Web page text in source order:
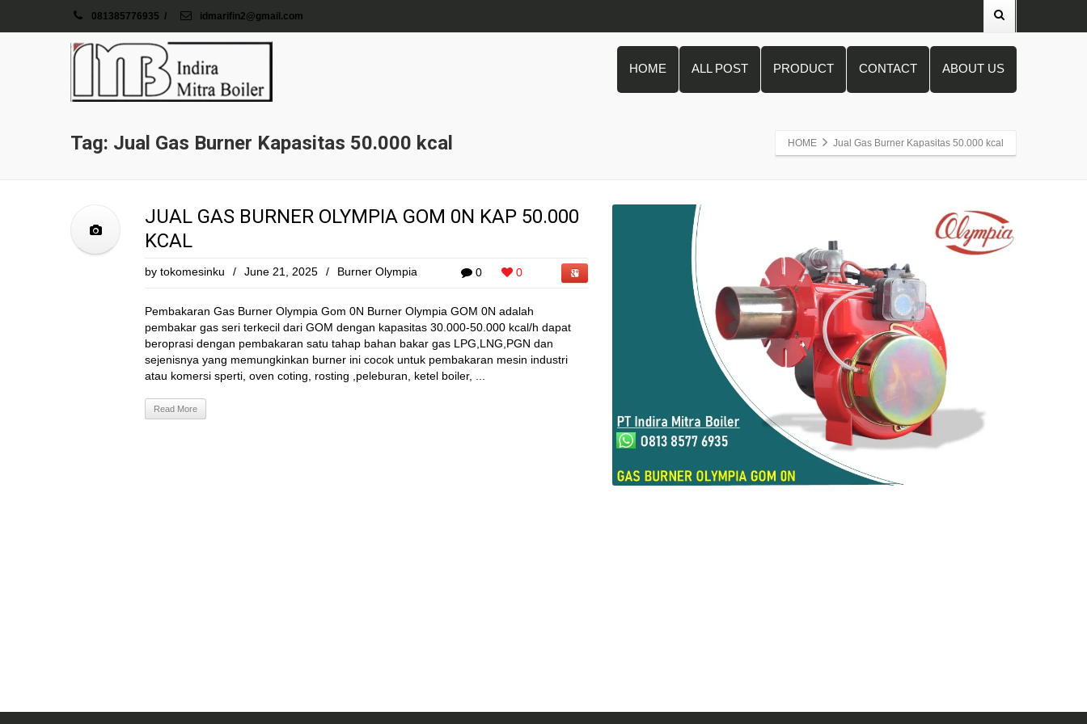
081385776935 / idmarifin2@gmail.com
HOME ALL POST PRODUCT CONTACT ABOUT US
Tag: Jual Gas Burner Kapasitas 50.000 kcal HOME Jual Gas Burner Kapasitas 50.000 kcal
JUAL GAS BURNER OLYMPIA GOM 0N KAP 50.000
KCAL
0 0
by tokomesinku / June 21, 2025 / Burner Olympia
Pembakaran Gas Burner Olympia Gom 0N Burner Olympia GOM 0N adalah
pembakar gas seri terkecil dari GOM dengan kapasitas 30.000-50.000 kcal/h dapat
beroprasi dengan pembakaran satu tahap bahan bakar gas LPG,LNG,PGN dan
sejenisnya yang memungkinkan burner ini cocok untuk pembakaran mesin industri
atau komersi sperti, oven coting, rosting ,peleburan, ketel boiler, ...
Read More